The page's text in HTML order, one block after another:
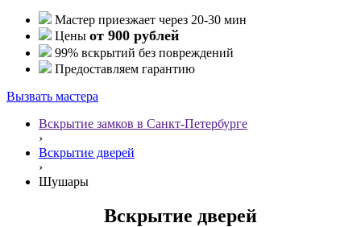
Мастер приезжает через 20-30 мин
Цены от 900 рублей
99% вскрытий без повреждений
Предоставляем гарантию
Вызвать мастера
Вскрытие замков в Санкт-Петербурге
›
Вскрытие дверей
›
Шушары
Вскрытие дверей